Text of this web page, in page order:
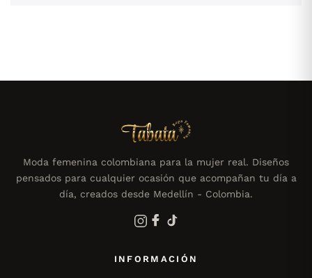
Moda femenina colombiana para la mujer real. Diseños
pensados para cualquier ocasión que acompañan tu día a
día, creados desde Medellín - Colombia.
INFORMACIÓN